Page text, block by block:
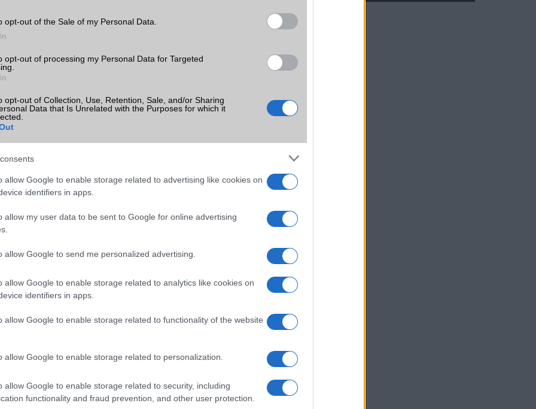
opt-out of the Sale of my Personal Data.
opt-out of processing my Personal Data for Targeted
opt-out of Collection, Use, Retention, Sale, and/or Sharing
Data that Is Unrelated with the Purposes for which it
allow Google to enable storage related to advertising like cookies on
identifiers in apps.
allow my user data to be sent to Google for online advertising
allow Google to send me personalized advertising.
allow Google to enable storage related to analytics like cookies on
identifiers in apps.
allow Google to enable storage related to functionality of the website
allow Google to enable storage related to personalization.
allow Google to enable storage related to security, including
functionality and fraud prevention, and other user protection.
kiemelt ajánlatok
Ultra
350.000 Ft (új)
112.000 Ft (új)
népszerű Samsung
9 frissítésből – itt a
érintett modellekről
iPhone 18 bemutató dátum -
ekkor rántja le a leplet az
Apple az új csúcsmobilokról
2026.06.29| Phone Arena